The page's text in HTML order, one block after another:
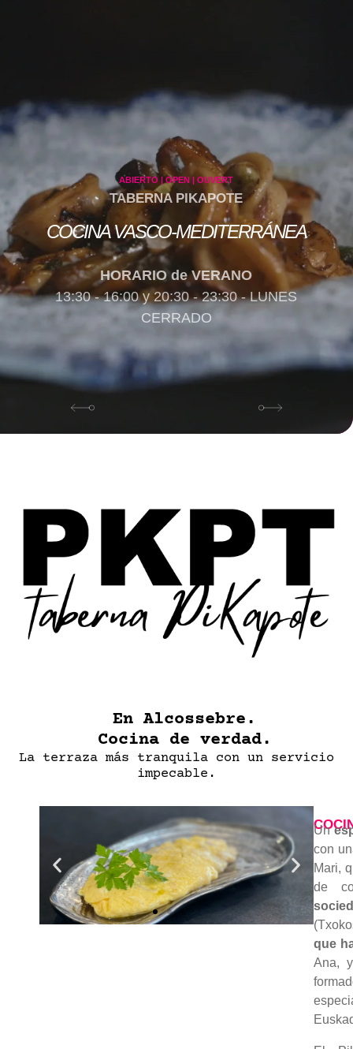
ABIERTO | OPEN | OUVERT
TABERNA PIKAPOTE
COCINA VASCO-MEDITERRÁNEA
HORARIO de VERANO
13:30 - 16:00 y 20:30 - 23:30 - LUNES
CERRADO
En Alcossebre.
Cocina de verdad.
La terraza más tranquila con un servicio
impecable.
Un
con
Mari,
de
que
Ana,